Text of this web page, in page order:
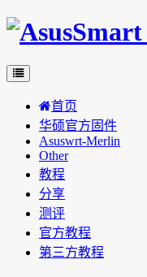
首页
华硕官方固件
Asuswrt-Merlin
Other
教程
分享
测评
官方教程
第三方教程